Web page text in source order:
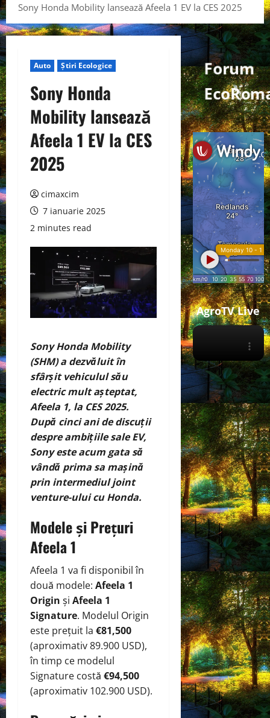
Sony Honda Mobility lansează Afeela 1 EV la CES 2025
Auto Știri Ecologice
Sony Honda
Mobility lansează
Afeela 1 EV la CES
2025
cimaxcim
7 ianuarie 2025
2 minutes read
Sony Honda Mobility
(SHM) a dezvăluit în
sfârșit vehiculul său
electric mult așteptat,
Afeela 1, la CES 2025.
După cinci ani de discuții
despre ambițiile sale EV,
Sony este acum gata să
vândă prima sa mașină
prin intermediul joint
venture-ului cu Honda.
Modele și Prețuri
Afeela 1
Afeela 1 va fi disponibil în
două modele: Afeela 1
Origin și Afeela 1
Signature. Modelul Origin
este prețuit la €81,500
(aproximativ 89.900 USD),
în timp ce modelul
Signature costă €94,500
(aproximativ 102.900 USD).
Forum
AgroTV Live